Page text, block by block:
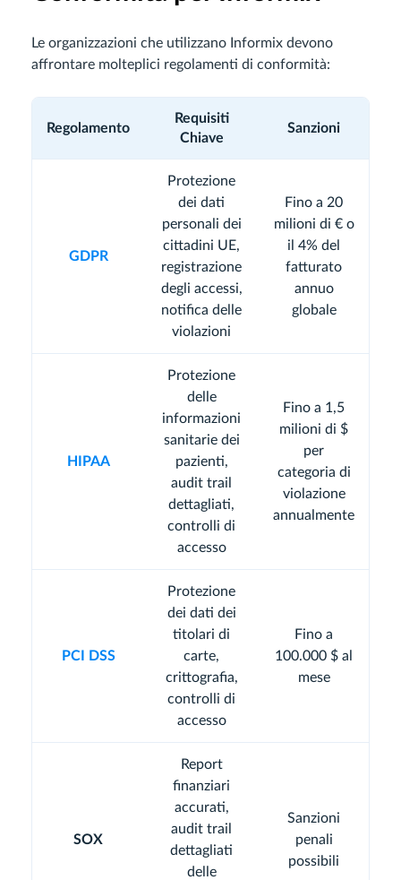
Le organizzazioni che utilizzano Informix devono
affrontare molteplici regolamenti di conformità:
Regolamento
Requisiti
Chiave
Sanzioni
GDPR
Protezione
dei dati
personali dei
cittadini UE,
registrazione
degli accessi,
notifica delle
violazioni
Fino a 20
milioni di € o
il 4% del
fatturato
annuo
globale
HIPAA
Protezione
delle
informazioni
sanitarie dei
pazienti,
audit trail
dettagliati,
controlli di
accesso
Fino a 1,5
milioni di $
per
categoria di
violazione
annualmente
PCI DSS
Protezione
dei dati dei
titolari di
carte,
crittografia,
controlli di
accesso
Fino a
100.000 $ al
mese
SOX
Report
finanziari
accurati,
audit trail
dettagliati
delle
Sanzioni
penali
possibili